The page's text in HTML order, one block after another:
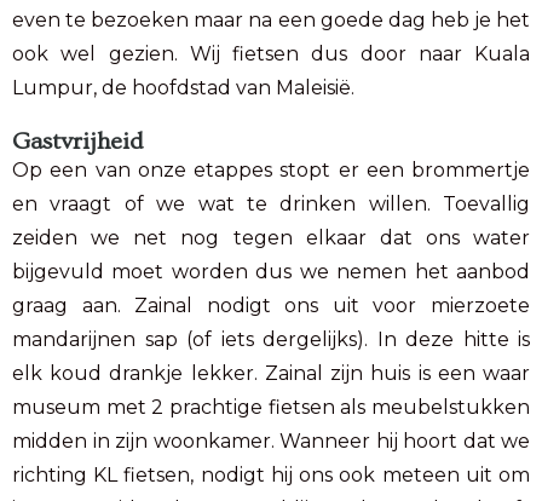
even te bezoeken maar na een goede dag heb je het
ook wel gezien. Wij fietsen dus door naar Kuala
Lumpur, de hoofdstad van Maleisië.
Gastvrijheid
Op een van onze etappes stopt er een brommertje
en vraagt of we wat te drinken willen. Toevallig
zeiden we net nog tegen elkaar dat ons water
bijgevuld moet worden dus we nemen het aanbod
graag aan. Zainal nodigt ons uit voor mierzoete
mandarijnen sap (of iets dergelijks). In deze hitte is
elk koud drankje lekker. Zainal zijn huis is een waar
museum met 2 prachtige fietsen als meubelstukken
midden in zijn woonkamer. Wanneer hij hoort dat we
richting KL fietsen, nodigt hij ons ook meteen uit om